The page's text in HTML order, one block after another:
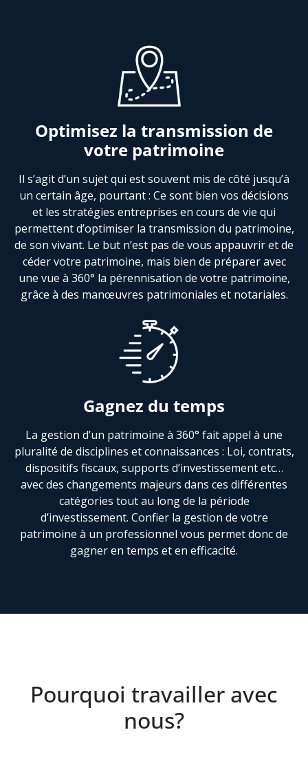
Optimisez la transmission de
votre patrimoine
Il s’agit d’un sujet qui est souvent mis de côté jusqu’à
un certain âge, pourtant : Ce sont bien vos décisions
et les stratégies entreprises en cours de vie qui
permettent d’optimiser la transmission du patrimoine,
de son vivant. Le but n’est pas de vous appauvrir et de
céder votre patrimoine, mais bien de préparer avec
une vue à 360° la pérennisation de votre patrimoine,
grâce à des manœuvres patrimoniales et notariales.
Gagnez du temps
La gestion d’un patrimoine à 360° fait appel à une
pluralité de disciplines et connaissances : Loi, contrats,
dispositifs fiscaux, supports d’investissement etc…
avec des changements majeurs dans ces différentes
catégories tout au long de la période
d’investissement. Confier la gestion de votre
patrimoine à un professionnel vous permet donc de
gagner en temps et en efficacité.
Pourquoi travailler avec
nous?